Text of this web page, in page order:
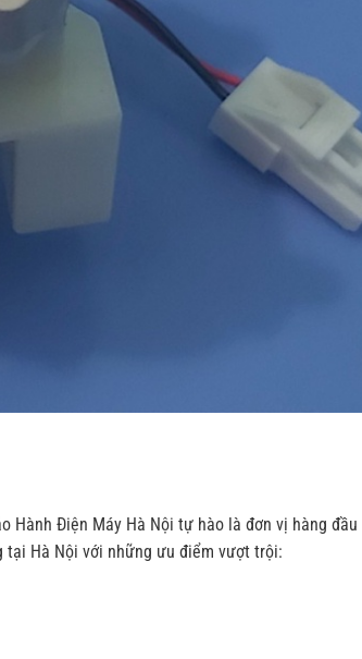
Hành Điện Máy Hà Nội tự hào là đơn vị hàng đầu
tại Hà Nội với những ưu điểm vượt trội: